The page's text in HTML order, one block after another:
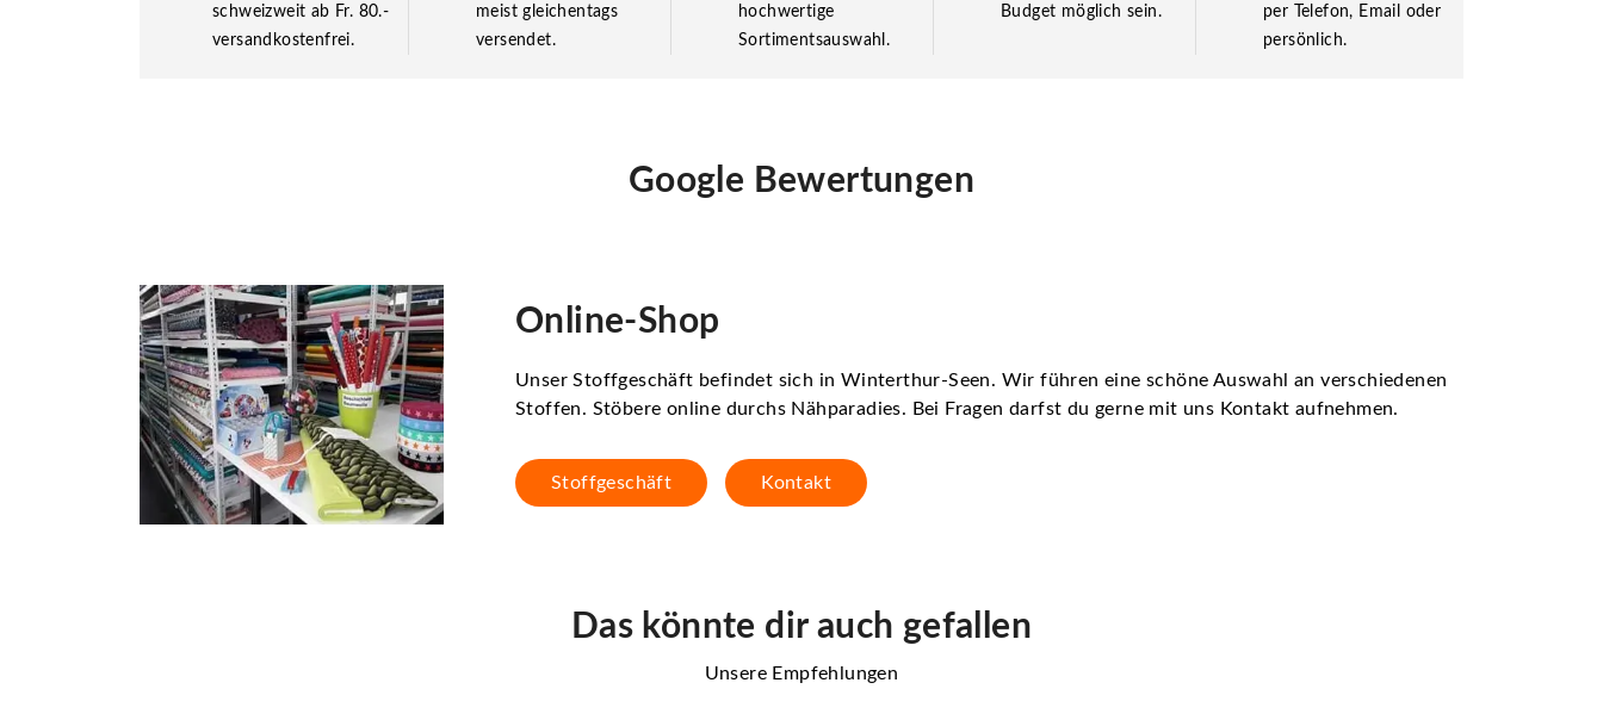
schweizweit ab Fr. 80.-
versandkostenfrei.
meist gleichentags
versendet.
hochwertige
Sortimentsauswahl.
Budget möglich sein.
per Telefon, Email oder
persönlich.
Google Bewertungen
Online-Shop
Unser Stoffgeschäft befindet sich in Winterthur-Seen. Wir führen eine schöne Auswahl an verschiedenen
Stoffen. Stöbere online durchs Nähparadies. Bei Fragen darfst du gerne mit uns Kontakt aufnehmen.
Stoffgeschäft Kontakt
Das könnte dir auch gefallen
Unsere Empfehlungen